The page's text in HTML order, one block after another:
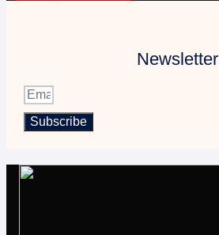
Newsletter
Subscribe